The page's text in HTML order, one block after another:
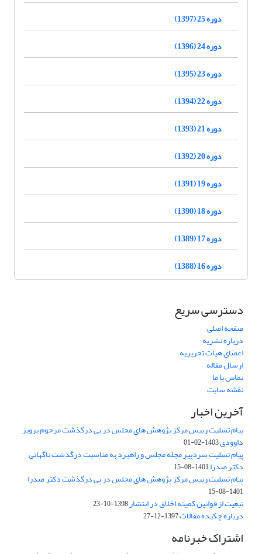
دوره 25 (1397)
دوره 24 (1396)
دوره 23 (1395)
دوره 22 (1394)
دوره 21 (1393)
دوره 20 (1392)
دوره 19 (1391)
دوره 18 (1390)
دوره 17 (1389)
دوره 16 (1388)
دسترسی سریع
صفحه اصلی
درباره نشریه
اعضای هیات تحریریه
ارسال مقاله
تماس با ما
نقشه سایت
آخرین اخبار
پیام تسلیت رییس مرکز پژوهش های مجلس در پی درگذشت مرحوم پرویز
داوودی1403-02-01
پیام تسلیت سردبیر مجله مجلس و راهبرد به مناسبت درگذشت ناگهانی
دکتر صدرا1401-08-15
پیام تسلیت رییس مرکز پژوهش های مجلس در پی درگذشت دکتر صدرا
1401-08-15
تبعیت از قوانین کمیته اخلاق در انتشار1398-10-23
درباره چکیده مقالات1397-12-27
اشتراک خبرنامه